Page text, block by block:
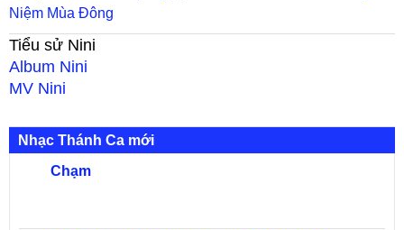
Niệm Mùa Đông
Tiểu sử Nini
Album Nini
MV Nini
Nhạc Thánh Ca mới
Chạm